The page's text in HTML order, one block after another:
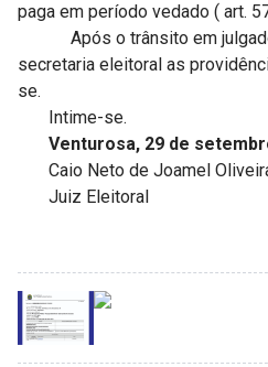
paga em período vedado ( art.
Após o trânsito em julgado
secretaria eleitoral as
se.
Intime-se.
Venturosa, 29 de
Caio Neto de Joamel
Juiz Eleitoral